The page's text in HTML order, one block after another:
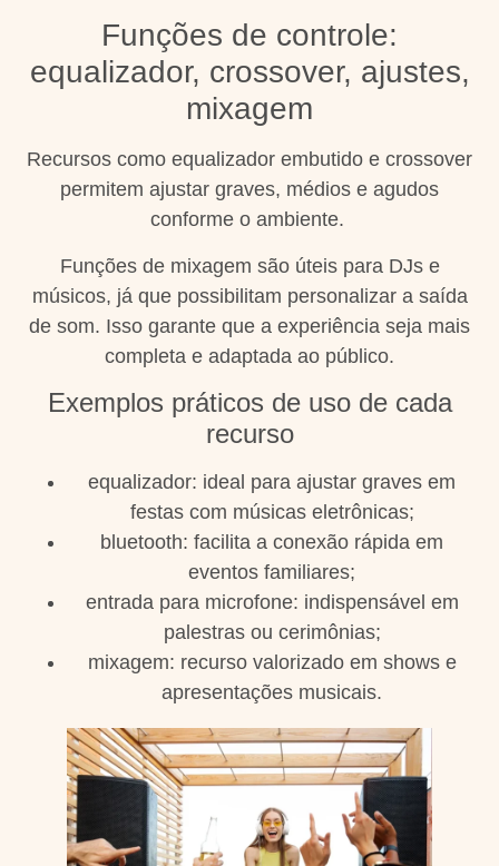
Funções de controle:
equalizador, crossover, ajustes,
mixagem
Recursos como equalizador embutido e crossover
permitem ajustar graves, médios e agudos
conforme o ambiente.
Funções de mixagem são úteis para DJs e
músicos, já que possibilitam personalizar a saída
de som. Isso garante que a experiência seja mais
completa e adaptada ao público.
Exemplos práticos de uso de cada
recurso
equalizador: ideal para ajustar graves em
festas com músicas eletrônicas;
bluetooth: facilita a conexão rápida em
eventos familiares;
entrada para microfone: indispensável em
palestras ou cerimônias;
mixagem: recurso valorizado em shows e
apresentações musicais.